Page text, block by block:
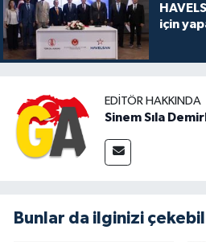
için
EDITÖR HAKKINDA
Sinem Sıla
Bunlar da ilginizi